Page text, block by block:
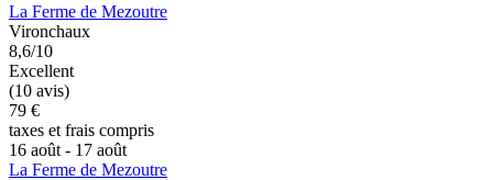
La Ferme de Mezoutre
Vironchaux
8,6/10
Excellent
(10 avis)
79 €
taxes et frais compris
16 août - 17 août
La Ferme de Mezoutre